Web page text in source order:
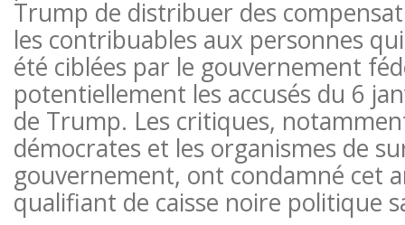
Trump de distribuer des
les contribuables aux personnes
été ciblées par le gouvernement
potentiellement les accusés du 6
de Trump. Les critiques,
démocrates et les organismes de
gouvernement, ont condamné cet
qualifiant de caisse noire politique